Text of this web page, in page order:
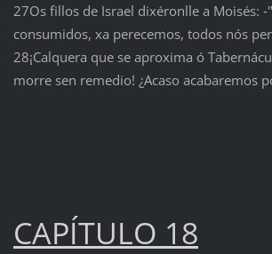
27Os fillos de Israel dixéronlle a Moisés:
consumidos, xa perecemos, todos nós
28¡Calquera que se aproxima ó
morre sen remedio! ¿Acaso acabaremos
CAPÍTULO 18